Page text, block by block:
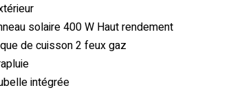
solaire 400 W Haut rendement
de cuisson 2 feux gaz
intégrée